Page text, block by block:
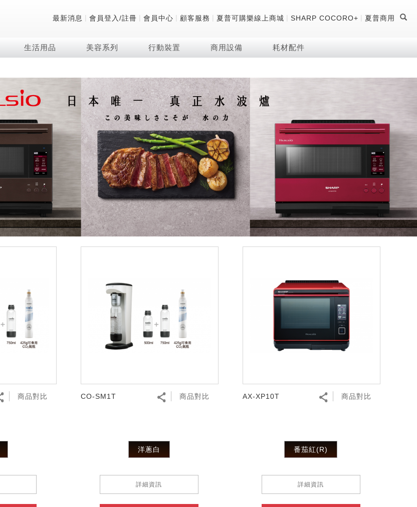
最新消息 | 會員登入/註冊 | 會員中心 | 顧客服務 | 夏普可購樂線上商城 | SHARP COCORO+ | 夏普商用
生活用品 美容系列 行動裝置 商用設備 耗材配件
技術
夏普量子臻原色
AQUOS XLED
AQUOS 8K 第三代
8K影像技術展現
除濕機系列
2合1空氣清淨除濕機
自動除菌離子除濕機
高效除濕機
AIoT智慧聯網除濕機
乾淨方美學除濕機
技術
新型冠狀病毒抑制實證
自動除菌離子實證
J-TECH空調技術
空氣清淨機結合捕蚊技術
自動除菌離子技術
PCI 自動除菌離子
清洗系列
無孔槽系列介紹
無孔槽洗衣機
滾筒洗衣機/乾衣機
直立變頻洗衣機
超音波清洗棒
RACTIVE Air系列
羽量級無線快充吸塵器
微波爐
機械轉盤微波爐
電子平板微波爐
電子轉盤微波爐
飲品
咖啡機
Soda Presso氣泡水機
防護用品系列
低反射蛾眼面罩
保溫/冷藏系列
TEKION COOLER 科技酷冷袋
頭皮調理
頭皮手持按摩器
FAQ
美容家電
商品對比 CO-SM1T 商品對比
洋蔥白
詳細資訊
AX-XP10T 商品對比
番茄紅(R)
詳細資訊